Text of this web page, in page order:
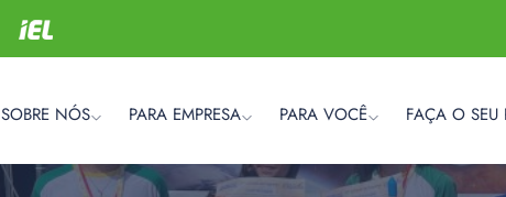
SOBRE NÓS PARA EMPRESA PARA VOCÊ FAÇA O SEU